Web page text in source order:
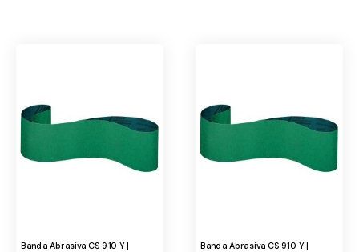
Banda Abrasiva CS 910 Y |
Banda Abrasiva CS 910 Y |